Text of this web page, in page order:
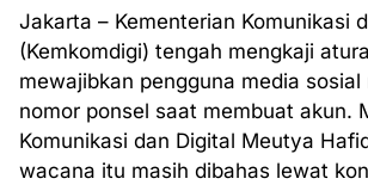
Jakarta – Kementerian Komunikasi
(Kemkomdigi) tengah mengkaji
mewajibkan pengguna media
nomor ponsel saat membuat akun.
Komunikasi dan Digital Meutya
wacana itu masih dibahas lewat